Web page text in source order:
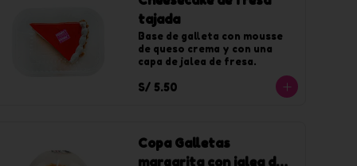
tajada
Base de galleta con mousse
de queso crema y con una
capa de jalea de fresa.
S/ 5.50
Copa Galletas
margarita con jalea de